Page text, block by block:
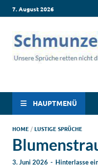
7. August 2026
Coole
für
für jede Situation: Leben,
ist hier garantiert!
HAUPTMENÜ
HOME /LUSTIGE SPRÜCHE
3. Juni 2026 - Hinterlasse